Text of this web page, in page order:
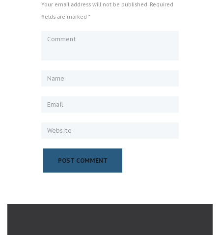
Your email address will not be published. Required
fields are marked *